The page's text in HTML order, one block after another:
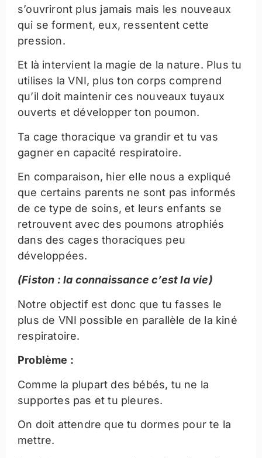
s’ouvriront plus jamais mais les nouveaux
qui se forment, eux, ressentent cette
pression.
Et là intervient la magie de la nature. Plus tu
utilises la VNI, plus ton corps comprend
qu’il doit maintenir ces nouveaux tuyaux
ouverts et développer ton poumon.
Ta cage thoracique va grandir et tu vas
gagner en capacité respiratoire.
En comparaison, hier elle nous a expliqué
que certains parents ne sont pas informés
de ce type de soins, et leurs enfants se
retrouvent avec des poumons atrophiés
dans des cages thoraciques peu
développées.
(Fiston : la connaissance c’est la vie)
Notre objectif est donc que tu fasses le
plus de VNI possible en parallèle de la kiné
respiratoire.
Problème :
Comme la plupart des bébés, tu ne la
supportes pas et tu pleures.
On doit attendre que tu dormes pour te la
mettre.